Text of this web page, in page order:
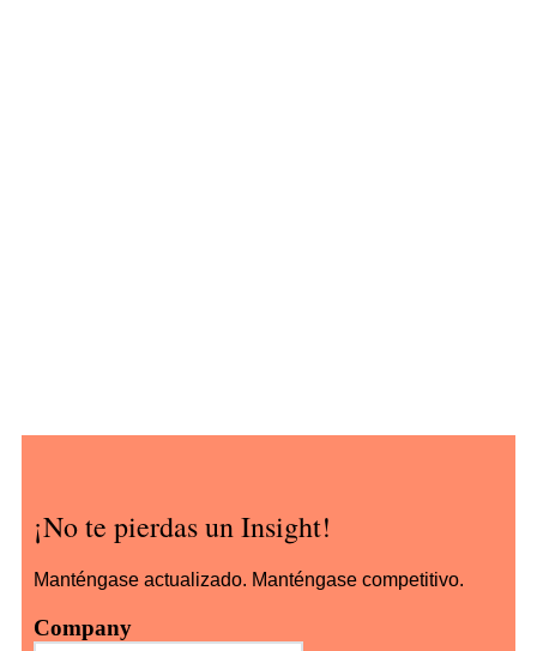
¡No te pierdas un Insight!
Manténgase actualizado. Manténgase competitivo.
Company